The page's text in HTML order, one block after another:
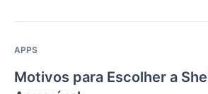
APPS
Motivos para Escolher a